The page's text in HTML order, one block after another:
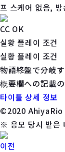
프 스케어 없음,
CC OK
실황 플레이 조건
실황 플레이 조건
物語終盤で分岐
概要欄への記載
타이틀 상세 정보
©️2020 AhiyaRio
※ 응모 당시 받은
이전